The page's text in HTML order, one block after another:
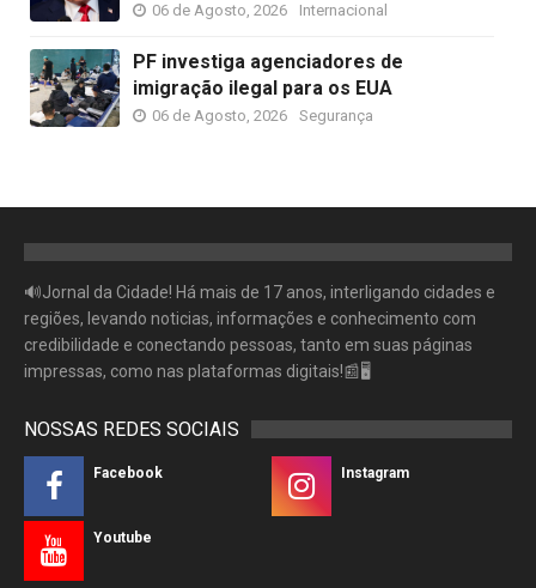
06 de Agosto, 2026 Internacional
PF investiga agenciadores de
imigração ilegal para os EUA
06 de Agosto, 2026 Segurança
🔊Jornal da Cidade! Há mais de 17 anos, interligando cidades e
regiões, levando noticias, informações e conhecimento com
credibilidade e conectando pessoas, tanto em suas páginas
impressas, como nas plataformas digitais!📰🖥
NOSSAS REDES SOCIAIS
Facebook Instagram
Youtube